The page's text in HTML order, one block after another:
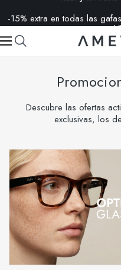
Descubre las ofertas
exclusivas, los